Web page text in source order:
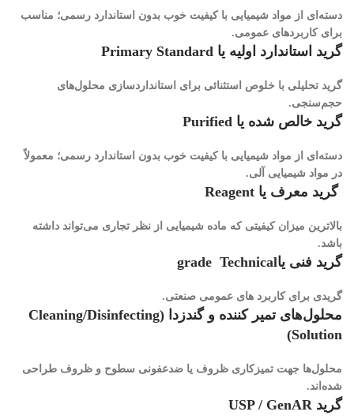
دسته‌ای از مواد شیمیایی با کیفیت خوب بدون استاندارد رسمی؛ مناسب
برای کاربردهای عمومی.
گرید استاندارد اولیه یا Primary Standard
گرید تحلیلی با خلوص استثنائی برای استاندارد‌سازی محلول‌های
حجم‌سنجی.
گرید خالص شده یا Purified
دسته‌ای از مواد شیمیایی با کیفیت خوب بدون استاندارد رسمی؛ معمولاً
در مواد شیمیایی آلی.
گرید معرف یا Reagent
بالاترین میزان کیفیتی که ماده شیمیایی از نظر تجاری می‌تواند داشته
باشد.
گرید فنی یاgrade Technical
گریدی برای کاربرد های عمومی صنعتی.
محلول‌های تمیر کننده و گندزدا (Cleaning/Disinfecting
Solution
)
محلول‌ها جهت تمیزکاری ظروف یا ضدعفونی سطوح و ظروف طراحی
شده‌اند.
گرید USP / GenAR